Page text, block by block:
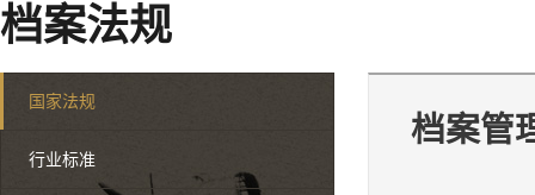
档案法规
国家法规
行业标准
档案管